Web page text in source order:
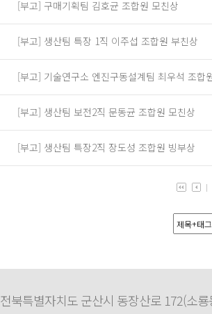
[부고] 구매기획팀 김호균 조합원 모친상
[부고] 생산팀 특장 1직 이주섭 조합원 부친상
[부고] 기술연구소 엔진구동설계팀 최우석 조합
[부고] 생산팀 보전2직 문동균 조합원 모친상
[부고] 생산팀 특장2직 장도성 조합원 빙부상
전북특별자치도 군산시 동장산로 172(소룡